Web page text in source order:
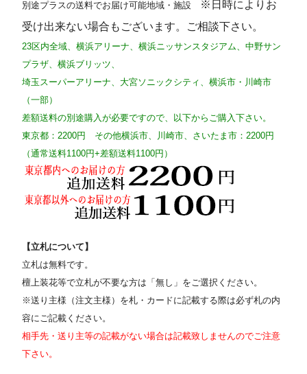
別途プラスの送料でお届け可能地域・施設
※日時によりお
受け出来ない場合もございます。ご相談下さい。
23区内全域、横浜アリーナ、横浜ニッサンスタジアム、中野サン
プラザ、横浜ブリッツ、
埼玉スーパーアリーナ、大宮ソニックシティ、横浜市・川崎市
（一部）
差額送料の別途購入が必要ですので、以下からご購入下さい。
東京都：2200円 その他横浜市、川崎市、さいたま市：2200円
（通常送料1100円+差額送料1100円）
【立札について】
立札は無料です。
檀上装花等で立札が不要な方は「無し」をご選択ください。
※送り主様（注文主様）を札・カードに記載する際は必ず札の内
容にご記載ください。
相手先・送り主等の記載がない場合は記載致しませんのでご注意
下さい。